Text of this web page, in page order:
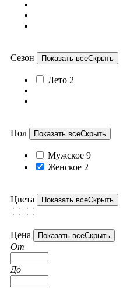
Сезон Показать всеСкрыть
Лето 2
Пол Показать всеСкрыть
Мужское 9
Женское 2
Цвета Показать всеСкрыть
Цена Показать всеСкрыть
От
До